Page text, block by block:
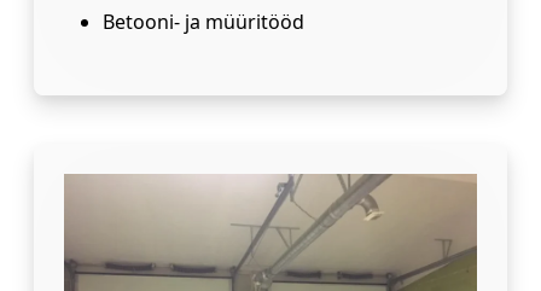
Betooni- ja müüritööd